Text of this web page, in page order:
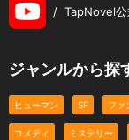
/ TapNovel
ジャンルから探
ヒューマン SF ファ
コメディ ミステリー